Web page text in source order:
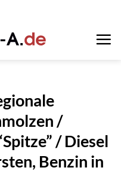
/
/ Diesel
Benzin in